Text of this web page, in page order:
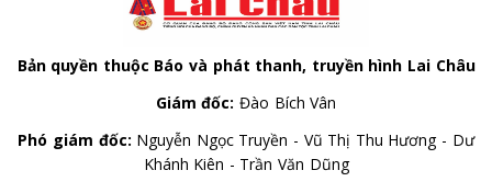
Bản quyền thuộc Báo và phát thanh, truyền hình Lai Châu
Giám đốc: Đào Bích Vân
Phó giám đốc: Nguyễn Ngọc Truyền - Vũ Thị Thu Hương - Dư
Khánh Kiên - Trần Văn Dũng